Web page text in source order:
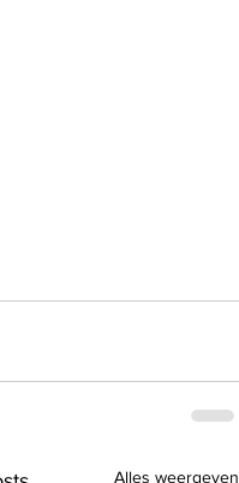
Alles weergeven